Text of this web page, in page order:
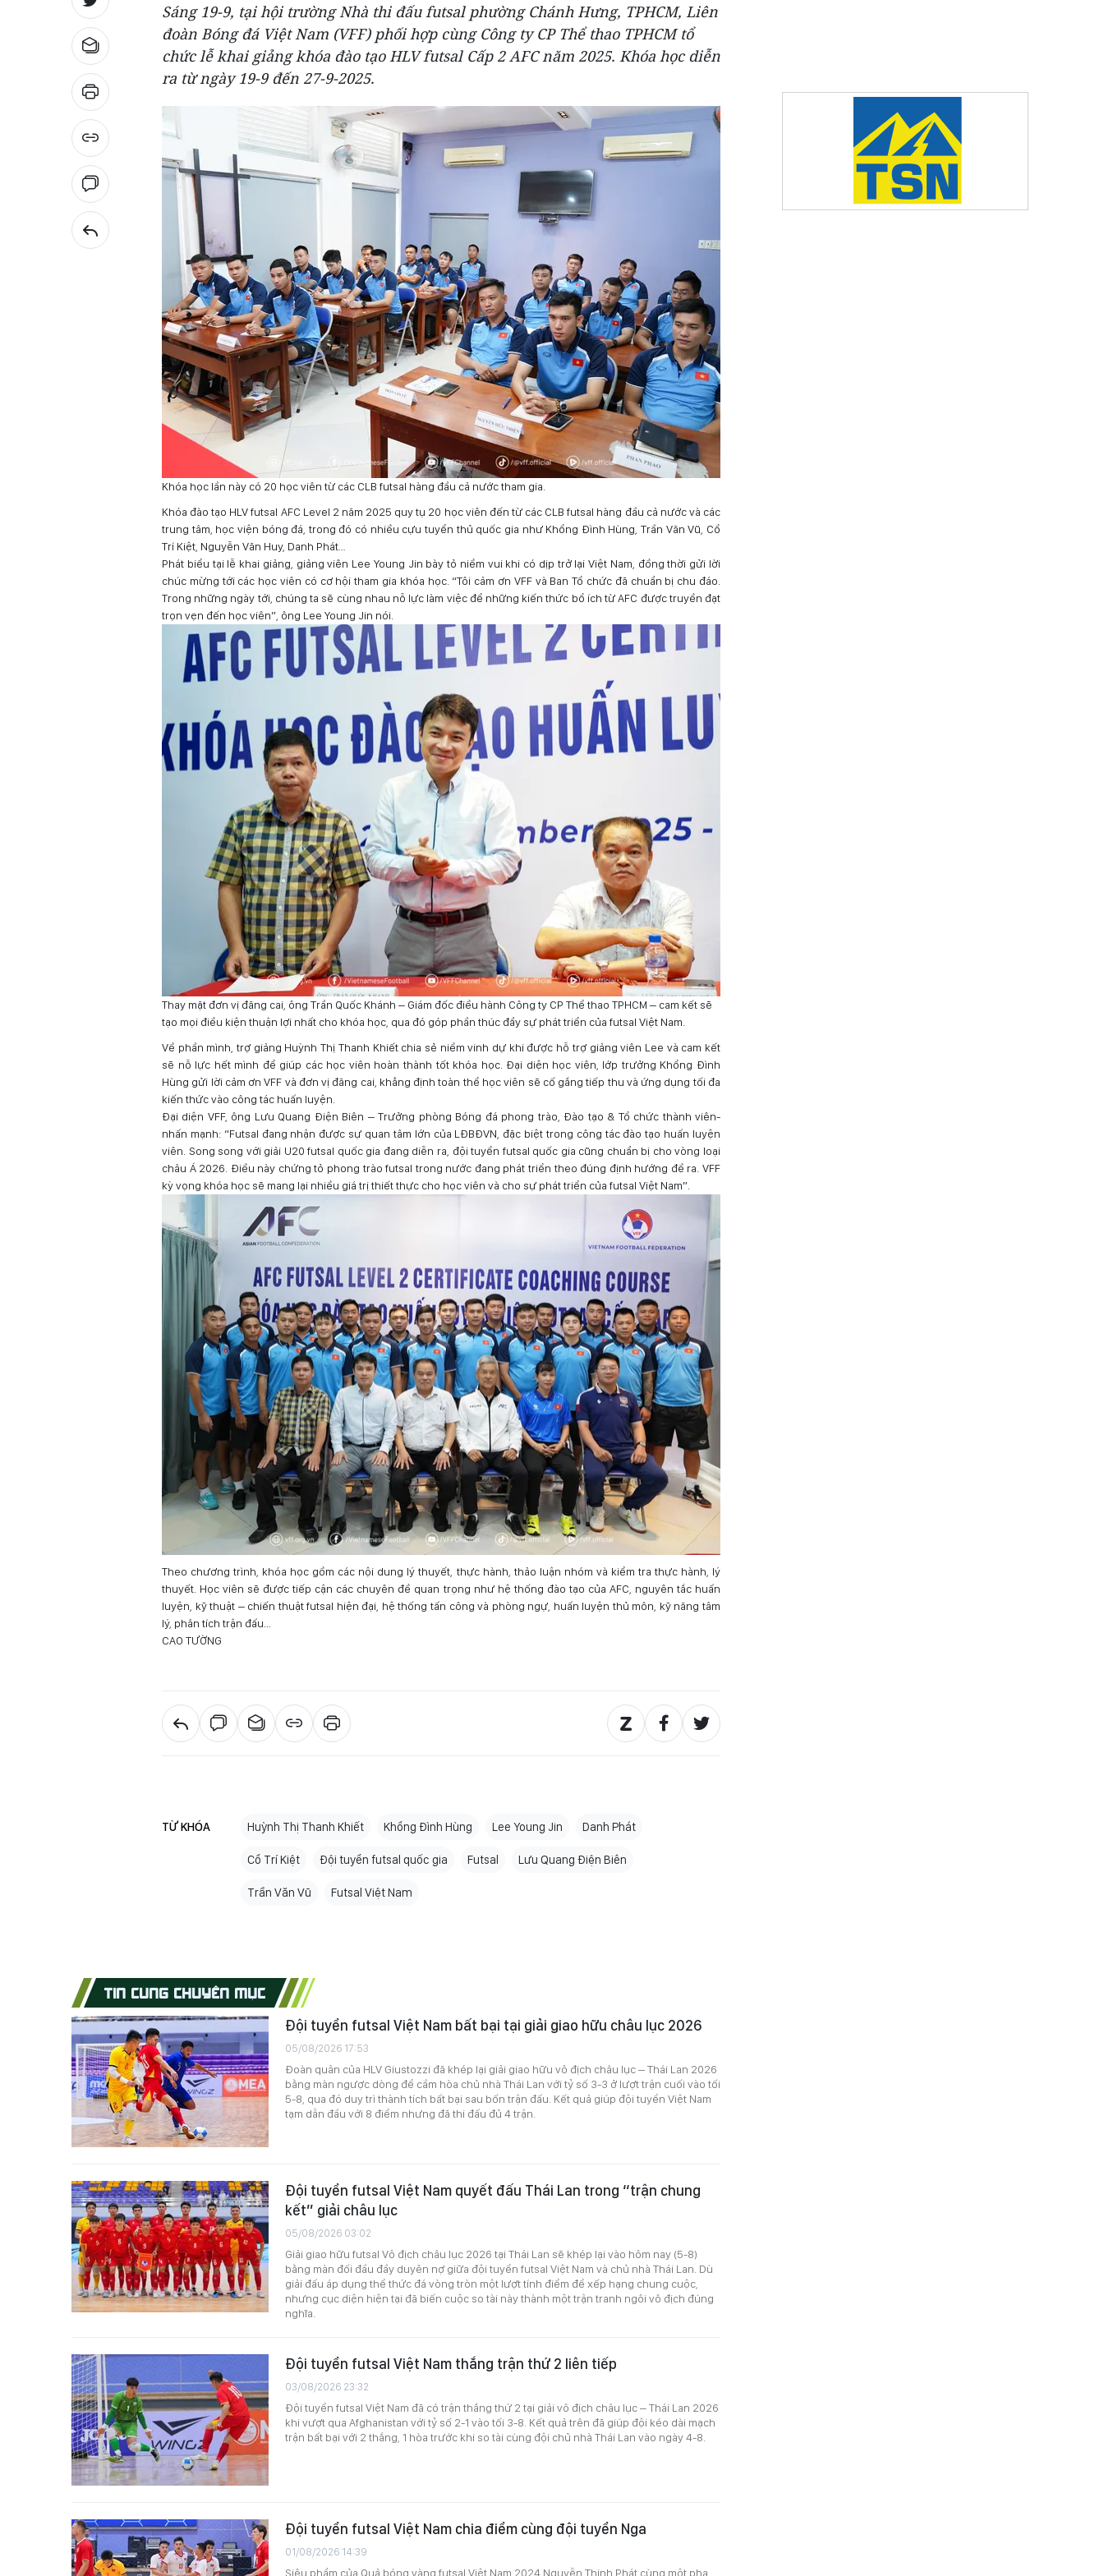
Sáng 19-9, tại hội trường Nhà thi đấu futsal phường Chánh Hưng, TPHCM, Liên
đoàn Bóng đá Việt Nam (VFF) phối hợp cùng Công ty CP Thể thao TPHCM tổ
chức lễ khai giảng khóa đào tạo HLV futsal Cấp 2 AFC năm 2025. Khóa học diễn
ra từ ngày 19-9 đến 27-9-2025.
Khóa học lần này có 20 học viên từ các CLB futsal hàng đầu cả nước tham gia.
Khóa đào tạo HLV futsal AFC Level 2 năm 2025 quy tụ 20 học viên đến từ các CLB futsal hàng đầu cả nước và các
trung tâm, học viện bóng đá, trong đó có nhiều cựu tuyển thủ quốc gia như Khổng Đình Hùng, Trần Văn Vũ, Cổ
Trí Kiệt, Nguyễn Văn Huy, Danh Phát…
Phát biểu tại lễ khai giảng, giảng viên Lee Young Jin bày tỏ niềm vui khi có dịp trở lại Việt Nam, đồng thời gửi lời
chúc mừng tới các học viên có cơ hội tham gia khóa học. “Tôi cảm ơn VFF và Ban Tổ chức đã chuẩn bị chu đáo.
Trong những ngày tới, chúng ta sẽ cùng nhau nỗ lực làm việc để những kiến thức bổ ích từ AFC được truyền đạt
trọn vẹn đến học viên”, ông Lee Young Jin nói.
Thay mặt đơn vị đăng cai, ông Trần Quốc Khánh – Giám đốc điều hành Công ty CP Thể thao TPHCM – cam kết sẽ
tạo mọi điều kiện thuận lợi nhất cho khóa học, qua đó góp phần thúc đẩy sự phát triển của futsal Việt Nam.
Về phần mình, trợ giảng Huỳnh Thị Thanh Khiết chia sẻ niềm vinh dự khi được hỗ trợ giảng viên Lee và cam kết
sẽ nỗ lực hết mình để giúp các học viên hoàn thành tốt khóa học. Đại diện học viên, lớp trưởng Khổng Đình
Hùng gửi lời cảm ơn VFF và đơn vị đăng cai, khẳng định toàn thể học viên sẽ cố gắng tiếp thu và ứng dụng tối đa
kiến thức vào công tác huấn luyện.
Đại diện VFF, ông Lưu Quang Điện Biên – Trưởng phòng Bóng đá phong trào, Đào tạo & Tổ chức thành viên-
nhấn mạnh: “Futsal đang nhận được sự quan tâm lớn của LĐBĐVN, đặc biệt trong công tác đào tạo huấn luyện
viên. Song song với giải U20 futsal quốc gia đang diễn ra, đội tuyển futsal quốc gia cũng chuẩn bị cho vòng loại
châu Á 2026. Điều này chứng tỏ phong trào futsal trong nước đang phát triển theo đúng định hướng đề ra. VFF
kỳ vọng khóa học sẽ mang lại nhiều giá trị thiết thực cho học viên và cho sự phát triển của futsal Việt Nam”.
Theo chương trình, khóa học gồm các nội dung lý thuyết, thực hành, thảo luận nhóm và kiểm tra thực hành, lý
thuyết. Học viên sẽ được tiếp cận các chuyên đề quan trọng như hệ thống đào tạo của AFC, nguyên tắc huấn
luyện, kỹ thuật – chiến thuật futsal hiện đại, hệ thống tấn công và phòng ngự, huấn luyện thủ môn, kỹ năng tâm
lý, phân tích trận đấu…
CAO TƯỜNG
TỪ KHÓA Huỳnh Thị Thanh Khiết Khổng Đình Hùng Lee Young Jin Danh Phát
Cổ Trí Kiệt Đội tuyển futsal quốc gia Futsal Lưu Quang Điện Biên
Trần Văn Vũ Futsal Việt Nam
TIN CÙNG CHUYÊN MỤC
Đội tuyển futsal Việt Nam bất bại tại giải giao hữu châu lục 2026
05/08/2026 17:53
Đoàn quân của HLV Giustozzi đã khép lại giải giao hữu vô địch châu lục – Thái Lan 2026
bằng màn ngược dòng để cầm hòa chủ nhà Thái Lan với tỷ số 3-3 ở lượt trận cuối vào tối
5-8, qua đó duy trì thành tích bất bại sau bốn trận đấu. Kết quả giúp đội tuyển Việt Nam
tạm dẫn đầu với 8 điểm nhưng đã thi đấu đủ 4 trận.
Đội tuyển futsal Việt Nam quyết đấu Thái Lan trong “trận chung
kết” giải châu lục
05/08/2026 03:02
Giải giao hữu futsal Vô địch châu lục 2026 tại Thái Lan sẽ khép lại vào hôm nay (5-8)
bằng màn đối đầu đầy duyên nợ giữa đội tuyển futsal Việt Nam và chủ nhà Thái Lan. Dù
giải đấu áp dụng thể thức đá vòng tròn một lượt tính điểm để xếp hạng chung cuộc,
nhưng cục diện hiện tại đã biến cuộc so tài này thành một trận tranh ngôi vô địch đúng
nghĩa.
Đội tuyển futsal Việt Nam thắng trận thứ 2 liên tiếp
03/08/2026 23:32
Đội tuyển futsal Việt Nam đã có trận thắng thứ 2 tại giải vô địch châu lục – Thái Lan 2026
khi vượt qua Afghanistan với tỷ số 2-1 vào tối 3-8. Kết quả trên đã giúp đội kéo dài mạch
trận bất bại với 2 thắng, 1 hòa trước khi so tài cùng đội chủ nhà Thái Lan vào ngày 4-8.
Đội tuyển futsal Việt Nam chia điểm cùng đội tuyển Nga
01/08/2026 14:39
Siêu phẩm của Quả bóng vàng futsal Việt Nam 2024 Nguyễn Thịnh Phát cùng một pha